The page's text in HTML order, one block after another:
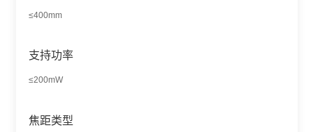
≤400mm
支持功率
≤200mW
焦距类型